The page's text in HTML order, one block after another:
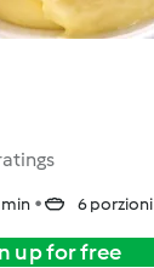
6 porzioni
up for free